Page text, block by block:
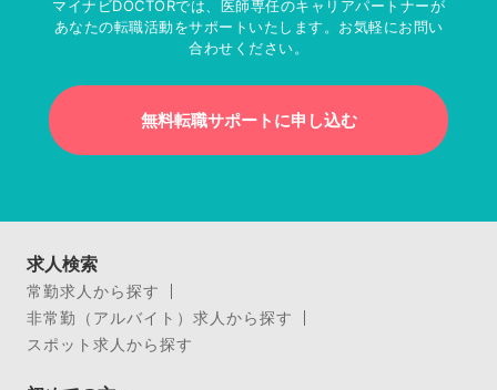
マイナビDOCTORでは、医師専任のキャリアパートナーが
あなたの転職活動をサポートいたします。お気軽にお問い
合わせください。
無料転職サポートに申し込む
求人検索
常勤求人から探す
非常勤（アルバイト）求人から探す
スポット求人から探す